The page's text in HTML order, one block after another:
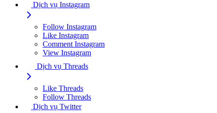
Dịch vụ Instagram
Follow Instagram
Like Instagram
Comment Instagram
View Instagram
Dịch vụ Threads
Like Threads
Follow Threads
Dịch vụ Twitter